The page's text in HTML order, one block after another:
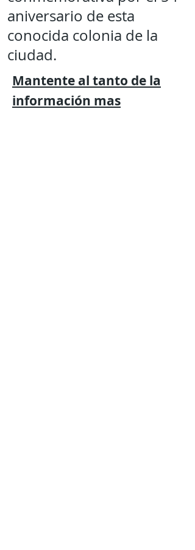
aniversario de esta
conocida colonia de la
ciudad.
Mantente al tanto de la
información mas